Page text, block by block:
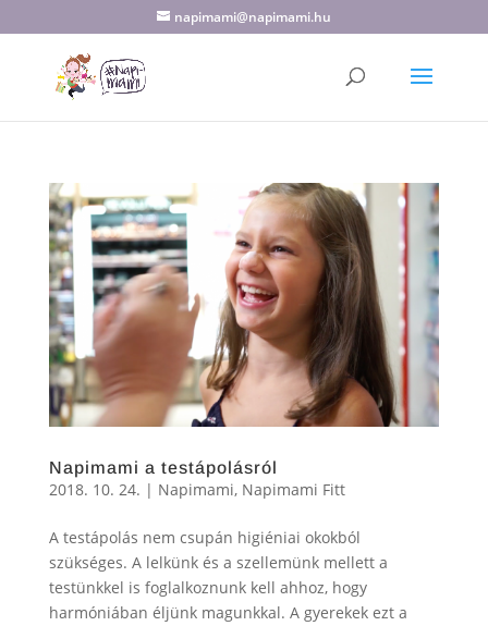
napimami@napimami.hu
Napimami a testápolásról
2018. 10. 24. | Napimami, Napimami Fitt
A testápolás nem csupán higiéniai okokból
szükséges. A lelkünk és a szellemünk mellett a
testünkkel is foglalkoznunk kell ahhoz, hogy
harmóniában éljünk magunkkal. A gyerekek ezt a